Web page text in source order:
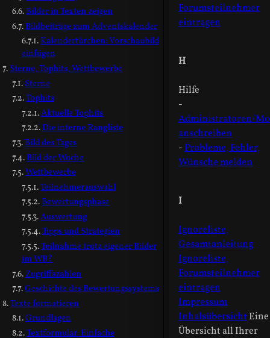
Bilder in Texten zeigen
Bildbeiträge zum Adventskalender
Kalendertürchen: Vorschaubild
einfügen
Sterne, Tophits, Wettbewerbe
Sterne
Tophits
Aktuelle Tophits
Die interne Rangliste
Bild des Tages
Bild der Woche
Wettbewerbe
Teilnehmerauswahl
Bewertungsphase
Auswertung
Tipps und Strategien
Teilnahme trotz eigener Bilder
im WB?
Zugriffszahlen
Geschichte des Bewertungssystems
Texte formatieren
Grundlagen
Textformular: Einfache
Forumsteilnehmer
eintragen
H
Hilfe
-
Administratoren/
anschreiben
-Probleme, Fehler,
Wünsche melden
I
Ignoreliste,
Gesamtanleitung
Ignoreliste,
Forumsteilnehmer
eintragen
Impressum
InhalsübersichtEine
Übersicht all Ihrer